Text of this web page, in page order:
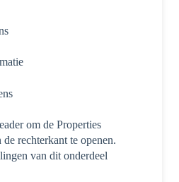
om de Properties
de rechterkant te openen.
van dit onderdeel